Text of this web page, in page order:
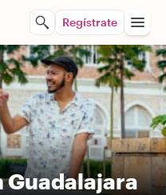
Regístrate
Guadalajara